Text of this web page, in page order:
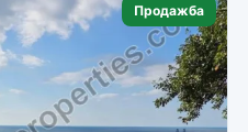
Продажба